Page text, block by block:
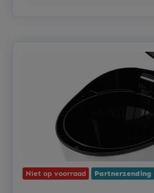
Niet op voorraad Partnerzending